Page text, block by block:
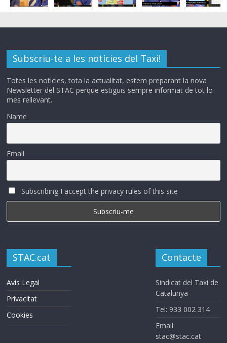
Subscriu-te a les notícies del Taxi!
Totes les noticies, tota la actualitat, estem preparant la nova
Newsletter del STAC perque estiguis sempre informat de tot lo
mes rellevant.
Name
Email
Subscribing I accept the privacy rules of this site
STAC.cat
Avís Legal
Privacitat
Cookies
Contacte
Sindicat del Taxi de
Catalunya
Tel: 933 002 314
Email:
stac@stac.cat